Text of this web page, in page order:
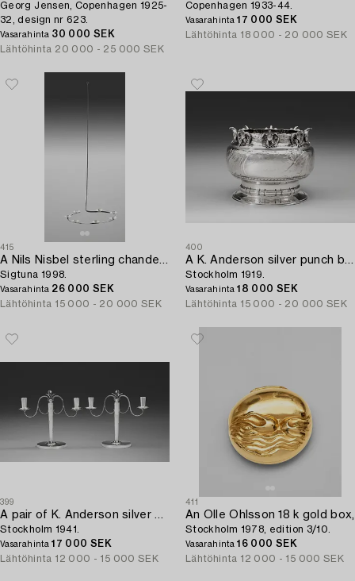
Georg Jensen, Copenhagen 1925-
32, design nr 623.
Vasarahinta 30 000 SEK
Lähtöhinta 20 000 - 25 000 SEK
Copenhagen 1933-44.
Vasarahinta17 000 SEK
Lähtöhinta 18 000 - 20 000 SEK
415
A Nils Nisbel sterling chandelier for seven candles,
Sigtuna 1998.
Vasarahinta 26 000 SEK
Lähtöhinta 15 000 - 20 000 SEK
400
A K. Anderson silver punch bowl,
Stockholm 1919.
Vasarahinta18 000 SEK
Lähtöhinta 15 000 - 20 000 SEK
399
A pair of K. Anderson silver candelabra,
Stockholm 1941.
Vasarahinta17 000 SEK
Lähtöhinta 12 000 - 15 000 SEK
411
An Olle Ohlsson 18 k gold box,
Stockholm 1978, edition 3/10.
Vasarahinta16 000 SEK
Lähtöhinta 12 000 - 15 000 SEK